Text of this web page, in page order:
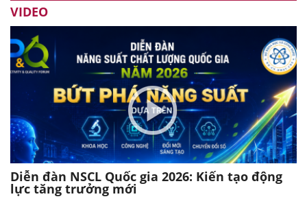
VIDEO
Diễn đàn NSCL Quốc gia 2026: Kiến tạo động
lực tăng trưởng mới